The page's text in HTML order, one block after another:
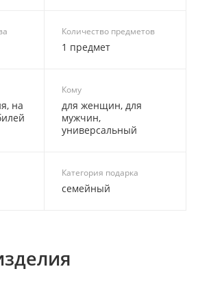
Количество предметов
1 предмет
на
Кому
для женщин, для
мужчин,
универсальный
Категория подарка
семейный